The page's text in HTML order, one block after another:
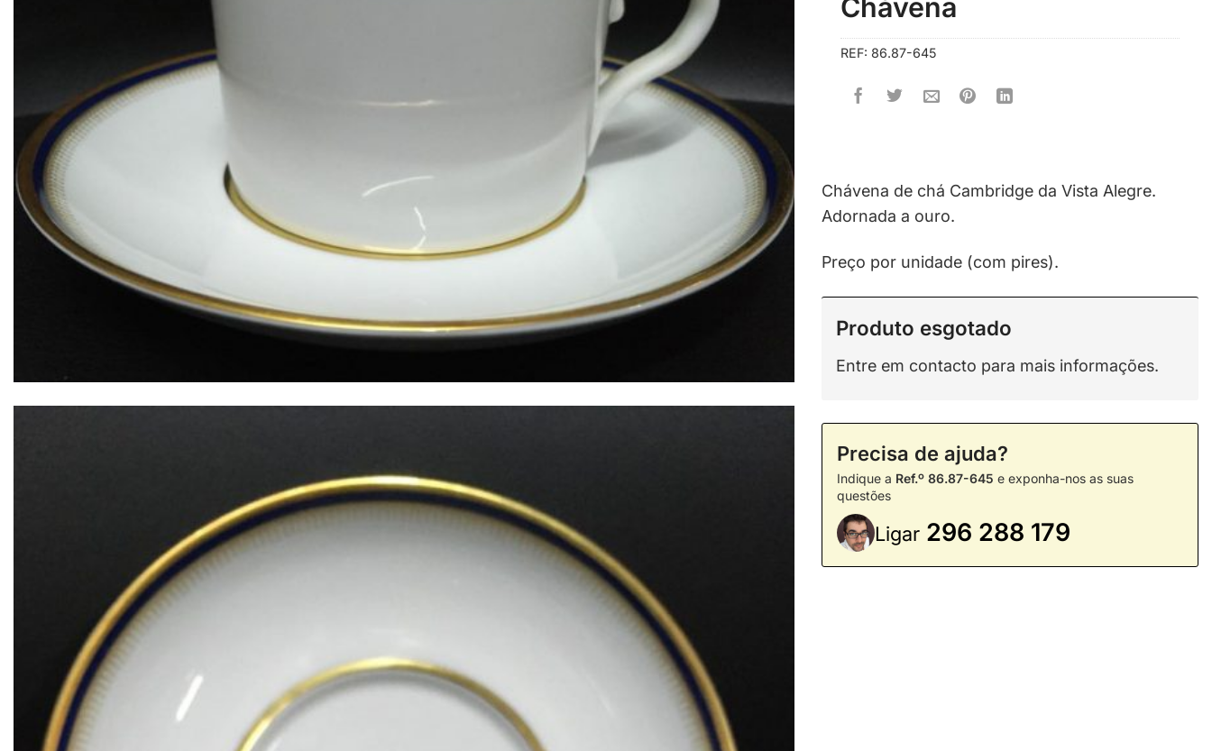
Chávena
O
original
O
atual
REF: 86.87-645
Chávena de chá Cambridge da Vista Alegre.
Adornada a ouro.
Preço por unidade (com pires).
Produto esgotado
Entre em contacto para mais informações.
Precisa de ajuda?
Indique a Ref.º 86.87-645 e exponha-nos as suas
questões
Ligar 296 288 179